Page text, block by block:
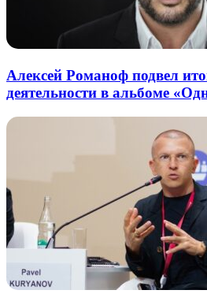
Алексей Романоф подвел
деятельности в альбоме